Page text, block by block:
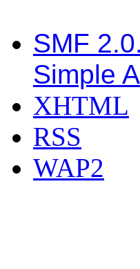
SMF
Simple
XHTML
RSS
WAP2